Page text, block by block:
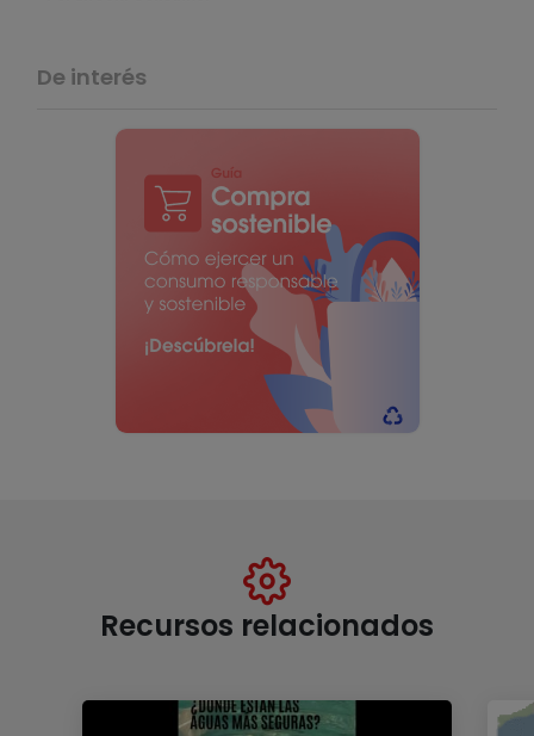
De interés
Recursos relacionados